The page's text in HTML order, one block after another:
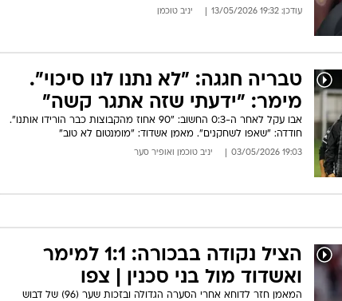
עודכן: 19:32 13/05/2026 יניב טוכמן
טבריה חגגה: "לא נתנו לנו סיכוי".
מימר: "ידעתי שזה אתגר קשה"
אבו עקל לאחר ה-0:3 החשוב: "90 אחוז מהקבוצות כבר הורידו אותנו".
חודדה: "שאפו לשחקנים". מאמן אשדוד: "מומנטום לא טוב"
19:03 03/05/2026 יניב טוכמן אופיר סער
הציל נקודה בבכורה: 1:1 למימר
ואשדוד מול בני סכנין | צפו
המאמן חזר לדוחא אחרי הסערה הגדולה ובזכות שער (96) של דבוש